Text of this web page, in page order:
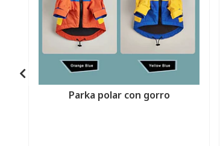
Parka polar con gorro